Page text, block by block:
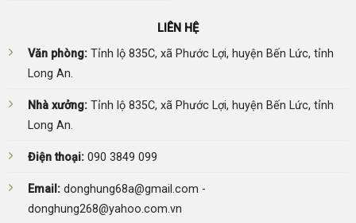
LIÊN HỆ
Văn phòng:Tỉnh lộ 835C, xã Phước Lợi, huyện Bến Lức, tỉnh
Long An.
Nhà xưởng:Tỉnh lộ 835C, xã Phước Lợi, huyện Bến Lức, tỉnh
Long An.
Điện thoại:090 3849 099
Email:donghung68a@gmail.com -
donghung268@yahoo.com.vn